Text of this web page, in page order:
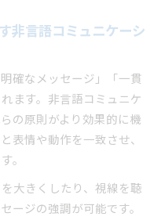
非言語コミュニケーシ
確なメッセージ」「一貫
ます。非言語コミュニケ
の原則がより効果的に機
表情や動作を一致させ、
。
大きくしたり、視線を聴
ージの強調が可能です。